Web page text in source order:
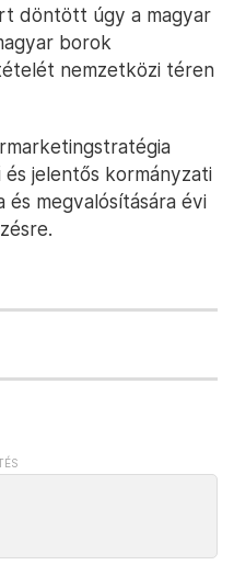
döntött úgy a magyar
borok
nemzetközi téren
jelentős kormányzati
és megvalósítására évi